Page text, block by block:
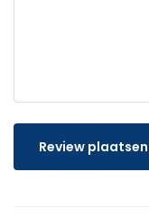
Review plaatsen